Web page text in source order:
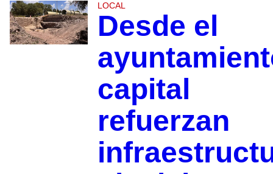
LOCAL
Desde el
capital
refuerzan